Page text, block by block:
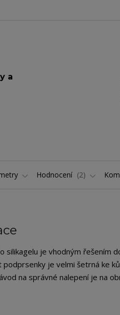
a
Hodnocení 2
silikagelu je vhodným řešením
podprsenky je velmi šetrná ke
na správné nalepení je na